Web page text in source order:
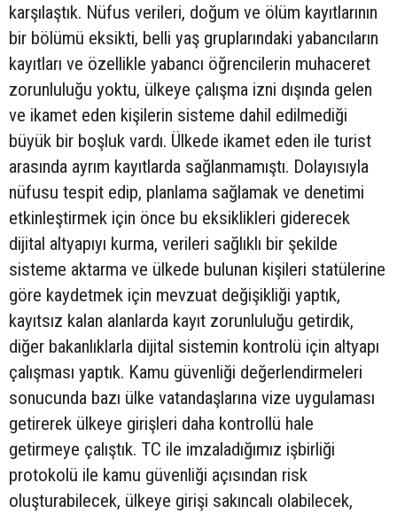
karşılaştık. Nüfus verileri, doğum ve ölüm kayıtlarının
bir bölümü eksikti, belli yaş gruplarındaki yabancıların
kayıtları ve özellikle yabancı öğrencilerin muhaceret
zorunluluğu yoktu, ülkeye çalışma izni dışında gelen
ve ikamet eden kişilerin sisteme dahil edilmediği
büyük bir boşluk vardı. Ülkede ikamet eden ile turist
arasında ayrım kayıtlarda sağlanmamıştı. Dolayısıyla
nüfusu tespit edip, planlama sağlamak ve denetimi
etkinleştirmek için önce bu eksiklikleri giderecek
dijital altyapıyı kurma, verileri sağlıklı bir şekilde
sisteme aktarma ve ülkede bulunan kişileri statülerine
göre kaydetmek için mevzuat değişikliği yaptık,
kayıtsız kalan alanlarda kayıt zorunluluğu getirdik,
diğer bakanlıklarla dijital sistemin kontrolü için altyapı
çalışması yaptık. Kamu güvenliği değerlendirmeleri
sonucunda bazı ülke vatandaşlarına vize uygulaması
getirerek ülkeye girişleri daha kontrollü hale
getirmeye çalıştık. TC ile imzaladığımız işbirliği
protokolü ile kamu güvenliği açısından risk
oluşturabilecek, ülkeye girişi sakıncalı olabilecek,